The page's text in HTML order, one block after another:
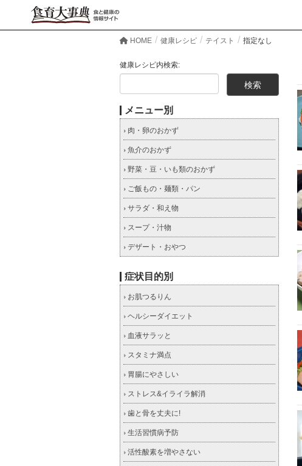
HOME 健康レシピ テイスト 指定なし
健康レシピ内検索:
メニュー別
肉・卵のおかず
魚介のおかず
野菜・豆・いも類のおかず
ご飯もの・麺類・パン
サラダ・和え物
スープ・汁物
デザート・おやつ
症状目的別
お肌つるりん
ヘルシーダイエット
血液サラッと
スタミナ満点
胃腸にやさしい
ストレス&イライラ解消
歯と骨を丈夫に!
生活習慣病予防
活性酸素を増やさない